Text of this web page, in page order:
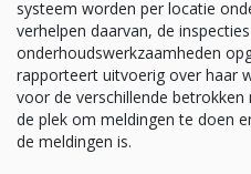
systeem worden per locatie
verhelpen daarvan, de
onderhoudswerkzaamheden
rapporteert uitvoerig over haar
voor de verschillende
de plek om meldingen te doen
de meldingen is.